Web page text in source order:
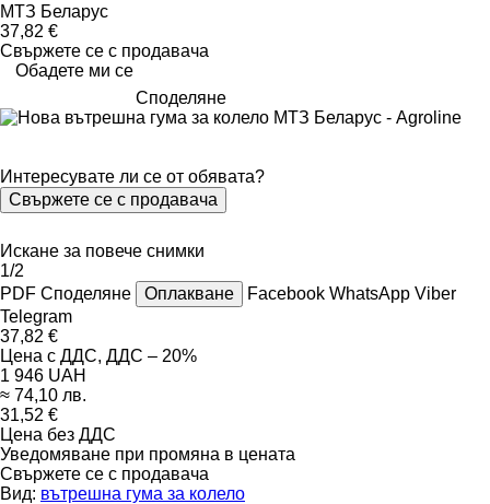
МТЗ Беларус
37,82 €
Свържете се с продавача
Обадете ми се
Споделяне
Интересувате ли се от обявата?
Свържете се с продавача
Искане за повече снимки
1/2
PDF Споделяне Оплакване Facebook WhatsApp Viber
Telegram
37,82 €
Цена с ДДС, ДДС – 20%
1 946 UAH
≈ 74,10 лв.
31,52 €
Цена без ДДС
Уведомяване при промяна в цената
Свържете се с продавача
Вид: вътрешна гума за колело